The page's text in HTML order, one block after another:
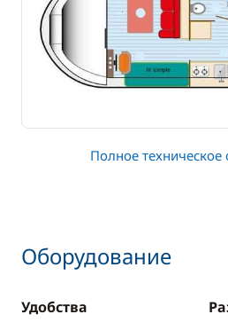
Полное техническое
Оборудование
Удобства